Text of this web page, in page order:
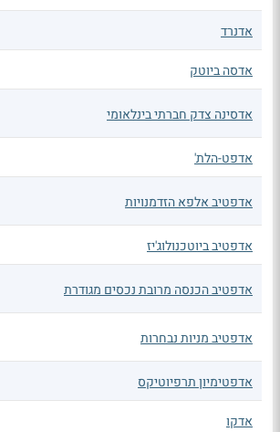
אדנרד
אדסה ביוטק
אדסינה צדק חברתי בינלאומי
אדפט-הלת'
אדפטיב אלפא הזדמנויות
אדפטיב ביוטכנולוג'יז
אדפטיב הכנסה מרובת נכסים מגודרת
אדפטיב מניות נבחרות
אדפטימיון תרפיוטיקס
אדקו